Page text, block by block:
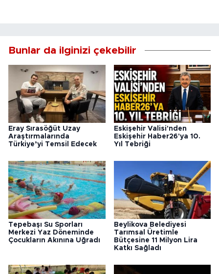
Bunlar da ilginizi çekebilir
Eray Sırasöğüt Uzay
Araştırmalarında
Türkiye’yi Temsil Edecek
Eskişehir Valisi'nden
Eskişehir Haber26'ya 10.
Yıl Tebriği
Tepebaşı Su Sporları
Merkezi Yaz Döneminde
Çocukların Akınına Uğradı
Beylikova Belediyesi
Tarımsal Üretimle
Bütçesine 11 Milyon Lira
Katkı Sağladı